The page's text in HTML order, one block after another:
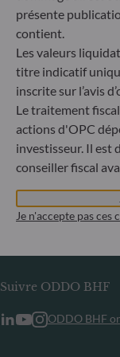
ou tout organisme
l’exception des
européenne et aux
de séjour temporaire
Informations
Informations
Carrières
Suivre ODDO BHF
ODDO BHF
présente
contient.
Les valeurs
titre indicatif
inscrite sur l’avis
Le traitement
actions d'OPC
investisseur. Il est
conseiller fiscal
Je n'accepte pas ces